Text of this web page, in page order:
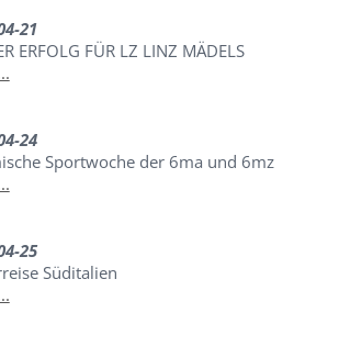
21
ERFOLG FÜR LZ LINZ MÄDELS
24
Sportwoche der 6ma und 6mz
25
Süditalien